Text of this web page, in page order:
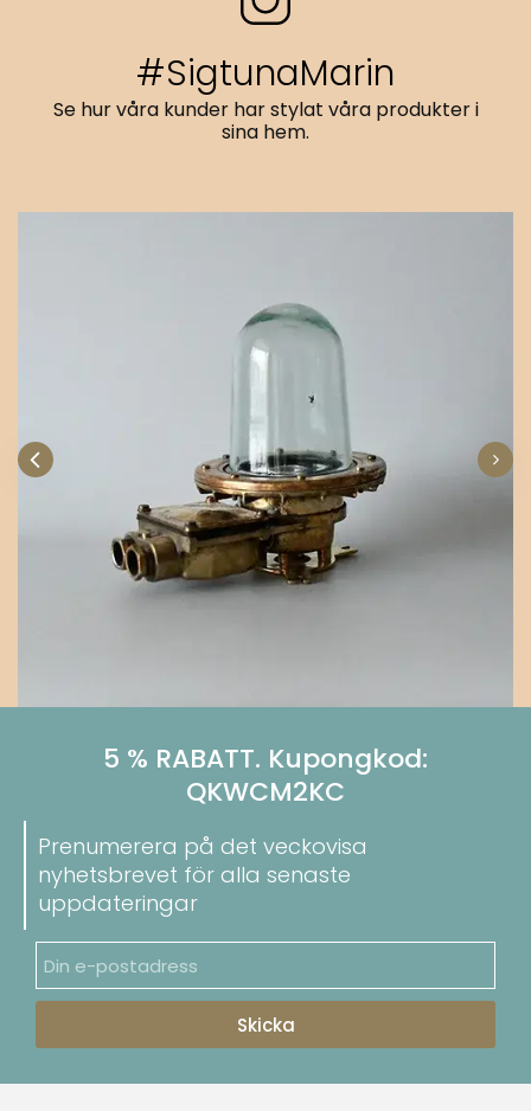
#SigtunaMarin
Se hur våra kunder har stylat våra produkter i
sina hem.
5 % RABATT. Kupongkod:
QKWCM2KC
Prenumerera på det veckovisa
nyhetsbrevet för alla senaste
uppdateringar
Skicka